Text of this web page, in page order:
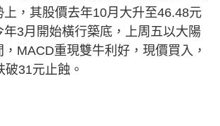
上，其股價去年10月大升至46.48元
3月開始橫行築底，上周五以大陽
MACD重現雙牛利好，現價買入，
破31元止蝕。